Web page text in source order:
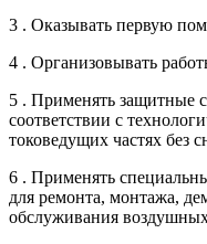
3 . Оказывать первую
4 . Организовывать
5 . Применять защитные
соответствии с
токоведущих частях без
6 . Применять
для ремонта, монтажа,
обслуживания